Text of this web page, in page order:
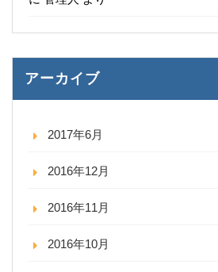
アーカイブ
2017年6月
2016年12月
2016年11月
2016年10月